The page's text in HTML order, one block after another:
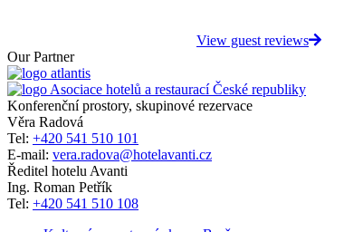
View guest reviews
Our Partner
Konferenční prostory, skupinové rezervace
Věra Radová
Tel: +420 541 510 101
E-mail: vera.radova@hotelavanti.cz
Ředitel hotelu Avanti
Ing. Roman Petřík
Tel: +420 541 510 108